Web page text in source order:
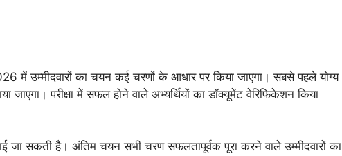
उम्मीदवारों का चयन कई चरणों के आधार पर किया जाएगा। सबसे पहले योग्य
जाएगा। परीक्षा में सफल होने वाले अभ्यर्थियों का डॉक्यूमेंट वेरिफिकेशन किया
जा सकती है। अंतिम चयन सभी चरण सफलतापूर्वक पूरा करने वाले उम्मीदवारों का